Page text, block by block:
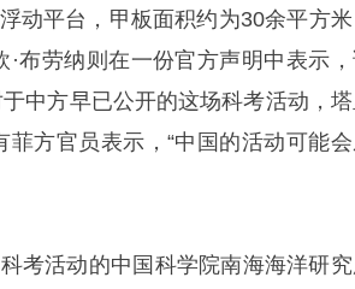
动平台，甲板面积约为30余平方
布劳纳则在一份官方声明中表示
中方早已公开的这场科考活动，
方官员表示，“中国的活动可能
考活动的中国科学院南海海洋研